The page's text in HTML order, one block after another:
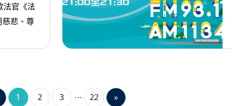
法官《法
慈悲、尊
1 2 3 22 »